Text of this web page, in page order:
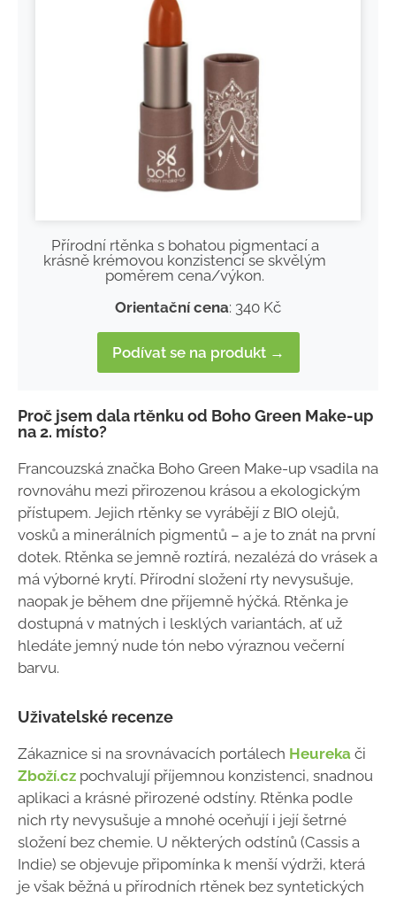
Přírodní rtěnka s bohatou pigmentací a
krásně krémovou konzistencí se skvělým
poměrem cena/výkon.
Orientační cena: 340 Kč
Podívat se na produkt →
Proč jsem dala rtěnku od Boho Green Make-up
na 2. místo?
Francouzská značka Boho Green Make-up vsadila na
rovnováhu mezi přirozenou krásou a ekologickým
přístupem. Jejich rtěnky se vyrábějí z BIO olejů,
vosků a minerálních pigmentů – a je to znát na první
dotek. Rtěnka se jemně roztírá, nezalézá do vrásek a
má výborné krytí. Přírodní složení rty nevysušuje,
naopak je během dne příjemně hýčká. Rtěnka je
dostupná v matných i lesklých variantách, ať už
hledáte jemný nude tón nebo výraznou večerní
barvu.
Uživatelské recenze
Zákaznice si na srovnávacích portálech Heureka či
Zboží.cz pochvalují příjemnou konzistenci, snadnou
aplikaci a krásné přirozené odstíny. Rtěnka podle
nich rty nevysušuje a mnohé oceňují i její šetrné
složení bez chemie. U některých odstínů (Cassis a
Indie) se objevuje připomínka k menší výdrži, která
je však běžná u přírodních rtěnek bez syntetických